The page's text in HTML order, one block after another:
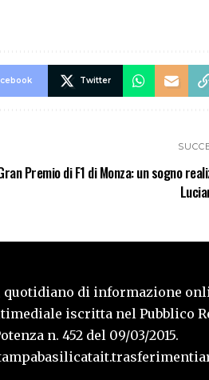
Twitter
Premio di F1 di Monza: un sogno
quotidiano di informazione
iscritta nel Pubblico
n. 452 del 09/03/2015.